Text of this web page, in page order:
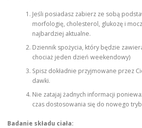
Jeśli posiadasz zabierz ze sobą
morfologię, cholesterol, glukozę i
najbardziej aktualne.
Dziennik spożycia, który będzie
chociaż jeden dzień weekendowy)
Spisz dokładnie przyjmowane przez
dawki.
Nie zatajaj żadnych informacji
czas dostosowania się do nowego
Badanie składu ciała: